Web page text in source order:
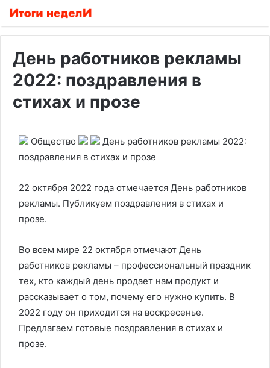
День работников рекламы
2022: поздравления в
стихах и прозе
Общество
День работников рекламы 2022:
поздравления в стихах и прозе
22 октября 2022 года отмечается День работников
рекламы. Публикуем поздравления в стихах и
прозе.
Во всем мире 22 октября отмечают День
работников рекламы – профессиональный праздник
тех, кто каждый день продает нам продукт и
рассказывает о том, почему его нужно купить. В
2022 году он приходится на воскресенье.
Предлагаем готовые поздравления в стихах и
прозе.